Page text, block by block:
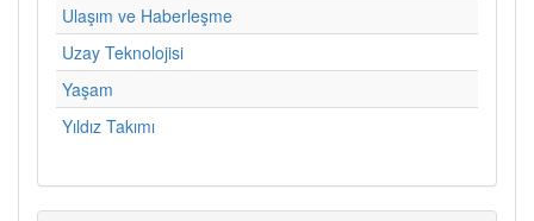
Ulaşım ve Haberleşme
Uzay Teknolojisi
Yaşam
Yıldız Takımı